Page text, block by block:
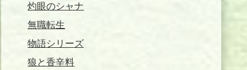
灼眼のシャナ
無職転生
物語シリーズ
狼と香辛料